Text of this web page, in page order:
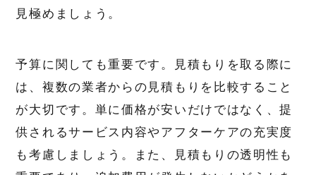
見極めましょう。
予算に関しても重要です。見積もりを取る際に
は、複数の業者からの見積もりを比較すること
が大切です。単に価格が安いだけではなく、提
供されるサービス内容やアフターケアの充実度
も考慮しましょう。また、見積もりの透明性も